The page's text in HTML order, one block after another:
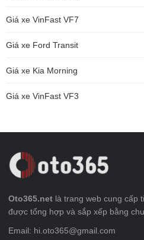
Giá xe VinFast VF7
Giá xe Ford Transit
Giá xe Kia Morning
Giá xe VinFast VF3
Oto365.net là trang web cung cấp
được tổng hợp và sắp xếp bằng
Email: hi.oto365@gmail.com